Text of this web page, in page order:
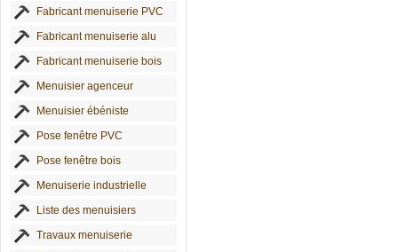
Fabricant menuiserie PVC
Fabricant menuiserie alu
Fabricant menuiserie bois
Menuisier agenceur
Menuisier ébéniste
Pose fenêtre PVC
Pose fenêtre bois
Menuiserie industrielle
Liste des menuisiers
Travaux menuiserie